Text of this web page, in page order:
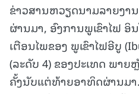
ຂ່າວສານຫວຽດນາມລາຍງາ
ຜ່ານມາ, ອົງການພູເຂົາໄຟ ອິ
ເຕືອນໄພຂອງ ພູເຂົາໄຟອີບູ
(ລະດັບ 4) ຂອງປະເທດ ພາຍ
ຄັ້ງນັບແຕ່ທ້າຍອາທິດຜ່ານມາ